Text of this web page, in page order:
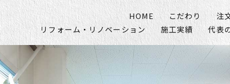
HOME こだわり
注
リフォーム・リノベーション
施工実績 代表